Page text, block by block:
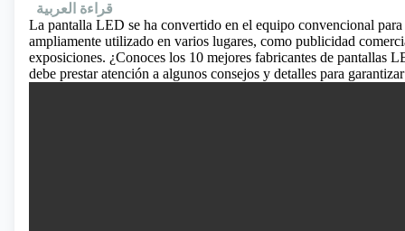
قراءة العربية
La pantalla LED se ha convertido en el equipo convencional
ampliamente utilizado en varios lugares, como publicidad
exposiciones. ¿Conoces los 10 mejores fabricantes de pantallas
debe prestar atención a algunos consejos y detalles para